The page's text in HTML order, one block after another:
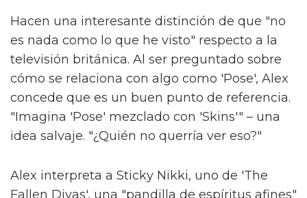
Hacen una interesante distinción de que "no
es nada como lo que he visto" respecto a la
televisión británica. Al ser preguntado sobre
cómo se relaciona con algo como 'Pose', Alex
concede que es un buen punto de referencia.
"Imagina 'Pose' mezclado con 'Skins'" – una
idea salvaje. "¿Quién no querría ver eso?"
Alex interpreta a Sticky Nikki, uno de 'The
Fallen Divas', una "pandilla de espíritus afines"